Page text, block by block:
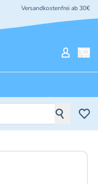
Versandkostenfrei ab 30€